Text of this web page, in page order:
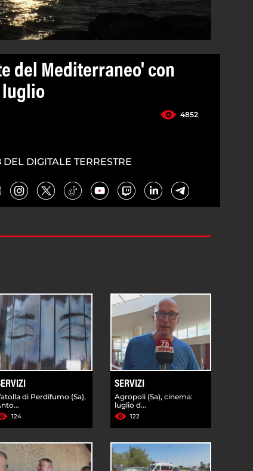
del Mediterraneo' con
luglio
4852
DIGITALE TERRESTRE
di Perdifumo (Sa),
124
SERVIZI
Agropoli (Sa), cinema:
luglio d...
122